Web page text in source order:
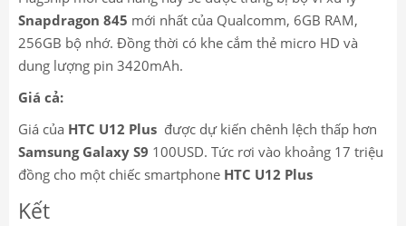
Snapdragon 845 mới nhất của Qualcomm, 6GB RAM,
256GB bộ nhớ. Đồng thời có khe cắm thẻ micro HD và
dung lượng pin 3420mAh.
Giá cả:
Giá của HTC U12 Plus được dự kiến chênh lệch thấp hơn
Samsung Galaxy S9 100USD. Tức rơi vào khoảng 17 triệu
đồng cho một chiếc smartphone HTC U12 Plus
Kết